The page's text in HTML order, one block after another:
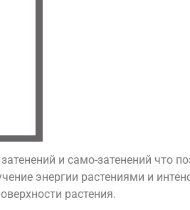
и само-затенений что
энергии растениями и
растения.